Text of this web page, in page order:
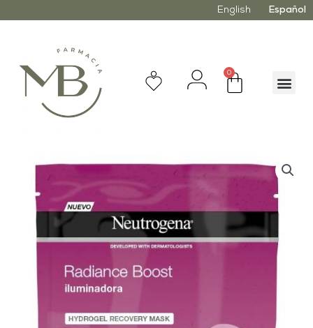
English Español
0